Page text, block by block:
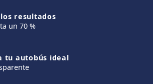
resultados
un 70 %
tu autobús ideal